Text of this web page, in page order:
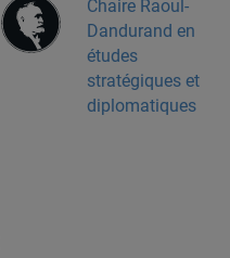
Chaire Raoul-
Dandurand en
études
stratégiques et
diplomatiques